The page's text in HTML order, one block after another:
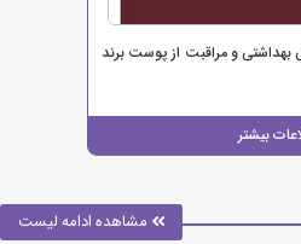
و مراقبت از پوست برند
بیشتر
مشاهده ادامه لیست